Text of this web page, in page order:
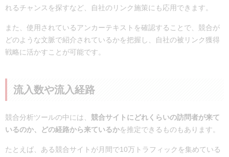
れるチャンスを探すなど、自社のリンク施策にも応用できます。
また、使用されているアンカーテキストを確認することで、競合が
どのような文脈で紹介されているかを把握し、自社の被リンク獲得
戦略に活かすことが可能です。
流入数や流入経路
競合分析ツールの中には、 競合サイトにどれくらいの訪問者が来て
いるのか、どの経路から来ているかを推定できるものもあります。
たとえば、ある競合サイトが月間で10万トラフィックを集めている